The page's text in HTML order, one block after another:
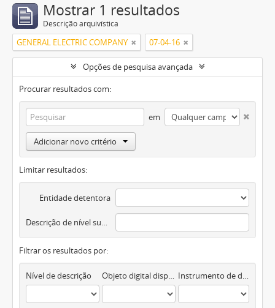
Mostrar 1 resultados
Descrição arquivística
GENERAL ELECTRIC COMPANY 07-04-16
Opções de pesquisa avançada
Procurar resultados com:
em
Adicionar novo critério
Limitar resultados:
Entidade detentora
Descrição de nível superior
Filtrar os resultados por:
Nível de descrição Objeto digital disponível Instrumento de descrição documental